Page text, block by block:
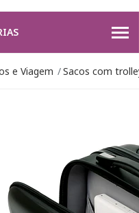
e Viagem Sacos com